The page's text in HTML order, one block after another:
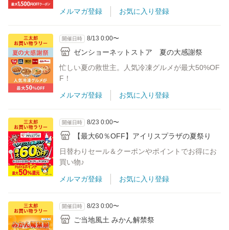
メルマガ登録 お気に入り登録
開催日時 8/13 0:00〜
ゼンショーネットストア 夏の大感謝祭
忙しい夏の救世主。人気冷凍グルメが最大50%OF
F！
メルマガ登録 お気に入り登録
開催日時 8/23 0:00〜
【最大60％OFF】アイリスプラザの夏祭り
日替わりセール＆クーポンやポイントでお得にお
買い物♪
メルマガ登録 お気に入り登録
開催日時 8/23 0:00〜
ご当地風土 みかん解禁祭